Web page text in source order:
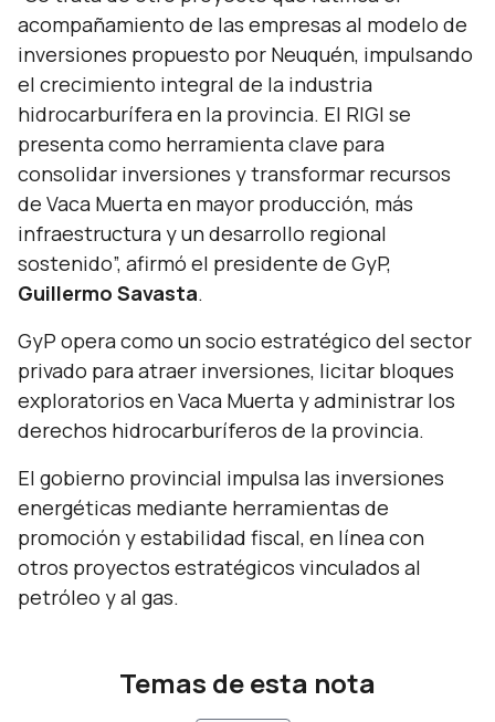
acompañamiento de las empresas al modelo de
inversiones propuesto por Neuquén, impulsando
el crecimiento integral de la industria
hidrocarburífera en la provincia. El RIGI se
presenta como herramienta clave para
consolidar inversiones y transformar recursos
de Vaca Muerta en mayor producción, más
infraestructura y un desarrollo regional
sostenido”, afirmó el presidente de GyP,
Guillermo Savasta.
GyP opera como un socio estratégico del sector
privado para atraer inversiones, licitar bloques
exploratorios en Vaca Muerta y administrar los
derechos hidrocarburíferos de la provincia.
El gobierno provincial impulsa las inversiones
energéticas mediante herramientas de
promoción y estabilidad fiscal, en línea con
otros proyectos estratégicos vinculados al
petróleo y al gas.
Temas de esta nota